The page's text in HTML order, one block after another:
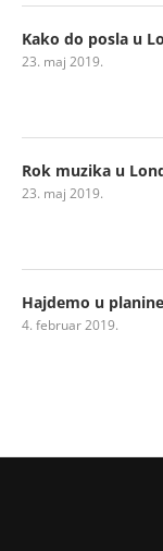
Kako do posla u
23. maj 2019.
Rok muzika u
23. maj 2019.
Hajdemo u planine
4. februar 2019.